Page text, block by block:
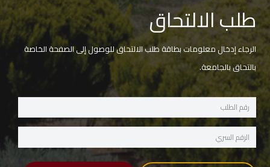
طلب الالتحاق
الرجاء إدخال معلومات بطاقة طلب الالتحاق للوصول إلى الصفحة الخاصة
بالتحاق بالجامعة.
Application
Number
Password